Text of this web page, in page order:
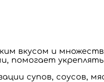
вкусом и
помогает
супов, соусов,